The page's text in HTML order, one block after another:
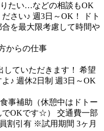
りたい…などの相談もOK
さい♪ 週3日～OK！ ドト
を最大限考慮して時間や
からの仕事
していただきます！ 希望
♪ 週休2日制 週3日～OK
事補助（休憩中はドトー
でOKです☆） 交通費一部
割引有 ※試用期間 3ヶ月